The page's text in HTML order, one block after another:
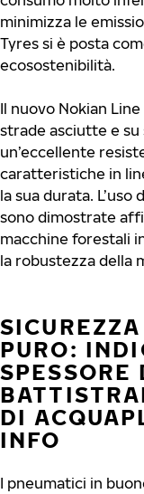
minimizza le
Tyres si è posta
ecosostenibilità.
Il nuovo Nokian
strade asciutte e su
un’eccellente
caratteristiche in
la sua durata.
sono dimostrate
macchine forestali
la robustezza della
PURO:
SPESSORE
DI
INFO
I pneumatici in